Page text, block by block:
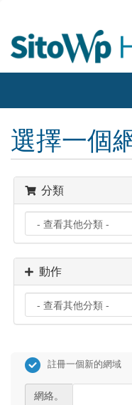
選擇一個
分類
動作
註冊一個新的網域
網絡。